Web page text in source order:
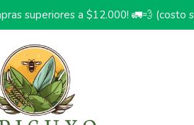
superiores a $12.000! 🚛💨 (costo